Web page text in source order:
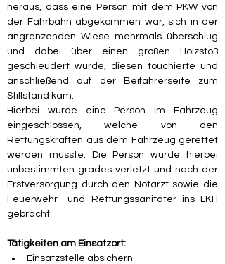
heraus, dass eine Person mit dem PKW von
der Fahrbahn abgekommen war, sich in der
angrenzenden Wiese mehrmals überschlug
und dabei über einen großen Holzstoß
geschleudert wurde, diesen touchierte und
anschließend auf der Beifahrerseite zum
Stillstand kam.
Hierbei wurde eine Person im Fahrzeug
eingeschlossen, welche von den
Rettungskräften aus dem Fahrzeug gerettet
werden musste. Die Person wurde hierbei
unbestimmten grades verletzt und nach der
Erstversorgung durch den Notarzt sowie die
Feuerwehr- und Rettungssanitäter ins LKH
gebracht.
Tätigkeiten am Einsatzort:
Einsatzstelle absichern